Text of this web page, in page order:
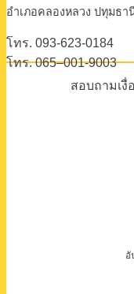
อําเภอคลองหลวง ปทุมธา
โทร. 093-623-0184
โทร. 065–001-9003
สอบถามเ
อั